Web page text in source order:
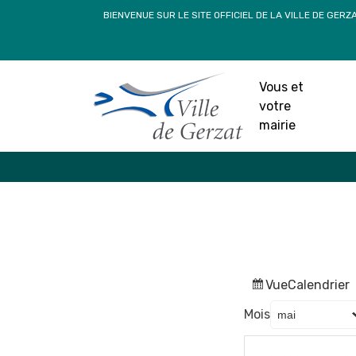
BIENVENUE SUR LE SITE OFFICIEL DE LA VILLE DE
Vous et
votre
mairie
VueCalendrier
Mois